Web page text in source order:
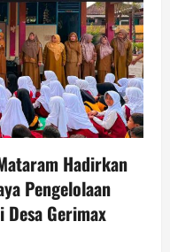
Hadirkan
Pengelolaan
Gerimax